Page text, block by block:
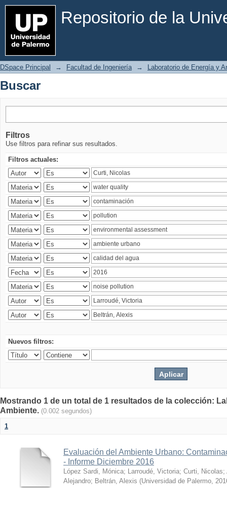
Repositorio de la
Buscar
DSpace Principal → Facultad de Ingeniería → Laboratorio de Energía y
Buscar
Filtros
Use filtros para refinar sus resultados.
Filtros actuales:
Nuevos filtros:
Mostrando 1 de un total de 1 resultados de la colección:
Ambiente. (0.002 segundos)
1
Evaluación del Ambiente Urbano:
- Informe Diciembre 2016
López Sardi, Mónica; Larroudé, Victoria; Curti, Nicolas;
Alejandro; Beltrán, Alexis (Universidad de Palermo,